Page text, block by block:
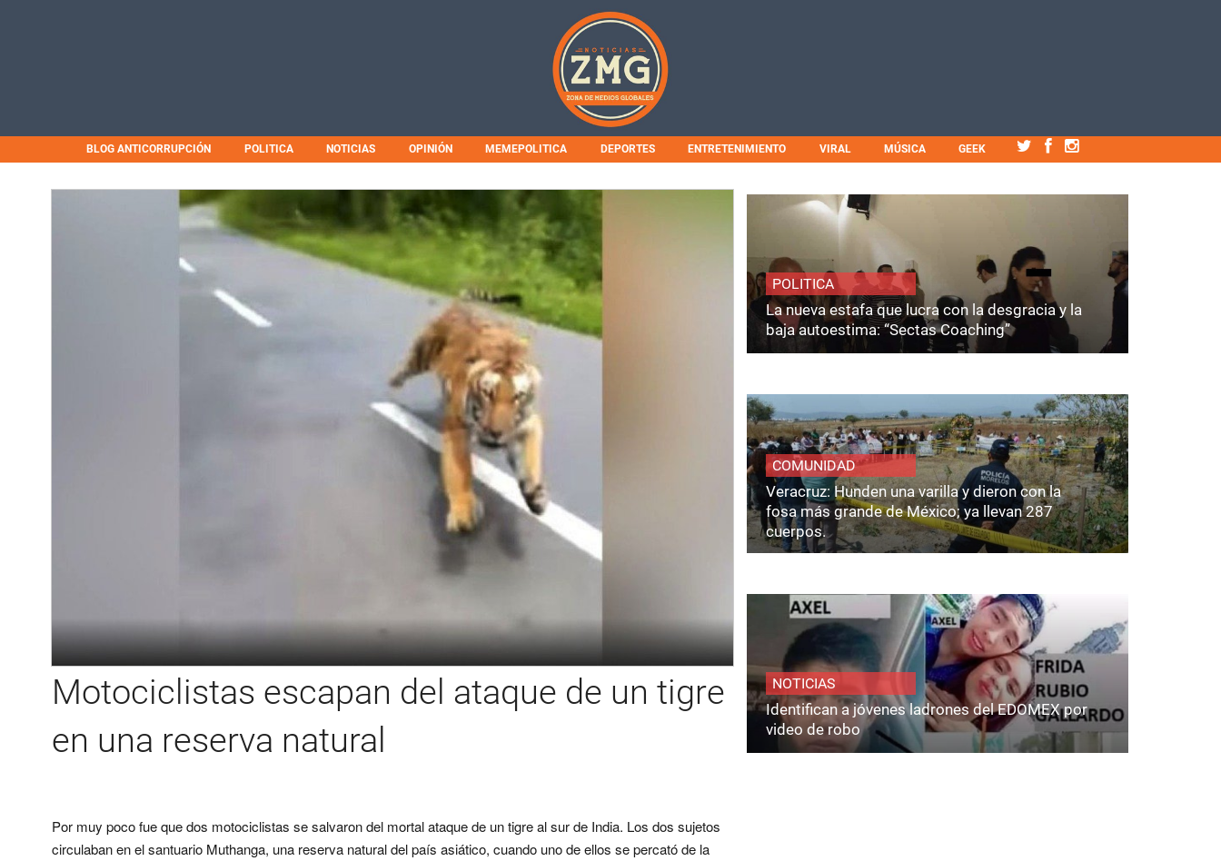
BLOG ANTICORRUPCIÓN POLITICA NOTICIAS OPINIÓN MEMEPOLITICA DEPORTES ENTRETENIMIENTO VIRAL MÚSICA GEEK
Motociclistas escapan del ataque de un tigre
en una reserva natural
Por muy poco fue que dos motociclistas se salvaron del mortal ataque de un tigre al sur de India. Los dos sujetos
circulaban en el santuario Muthanga, una reserva natural del país asiático, cuando uno de ellos se percató de la
POLITICA
La nueva estafa que lucra con la desgracia y la
baja autoestima: “Sectas Coaching”
COMUNIDAD
Veracruz: Hunden una varilla y dieron con la
fosa más grande de México; ya llevan 287
cuerpos.
NOTICIAS
Identifican a jóvenes ladrones del EDOMEX por
video de robo